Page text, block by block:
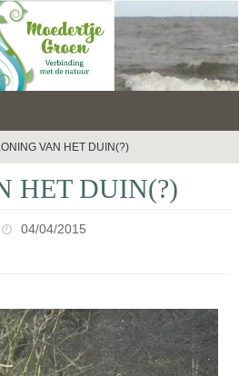
VAN HET DUIN(?)
HET DUIN(?)
04/04/2015